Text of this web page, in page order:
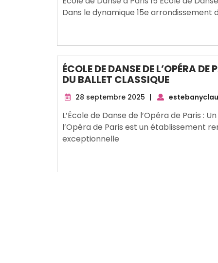
2026
Dans le dynamique 15e arrondissement
ÉCOLE DE DANSE DE L’OPÉRA
DU BALLET CLASSIQUE
28 septembre 2025 28
2025
|
L’École de Danse de l’Opéra de Paris :
l’Opéra de Paris est un établissement
exceptionnelle